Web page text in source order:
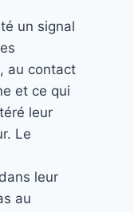
un signal
au contact
et ce qui
leur
Le
leur
au